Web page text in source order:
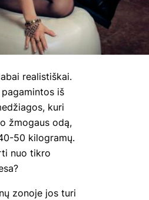
realistiškai.
iš
kuri
žmogaus odą,
50 kilogramų.
nuo tikro
zonoje jos turi